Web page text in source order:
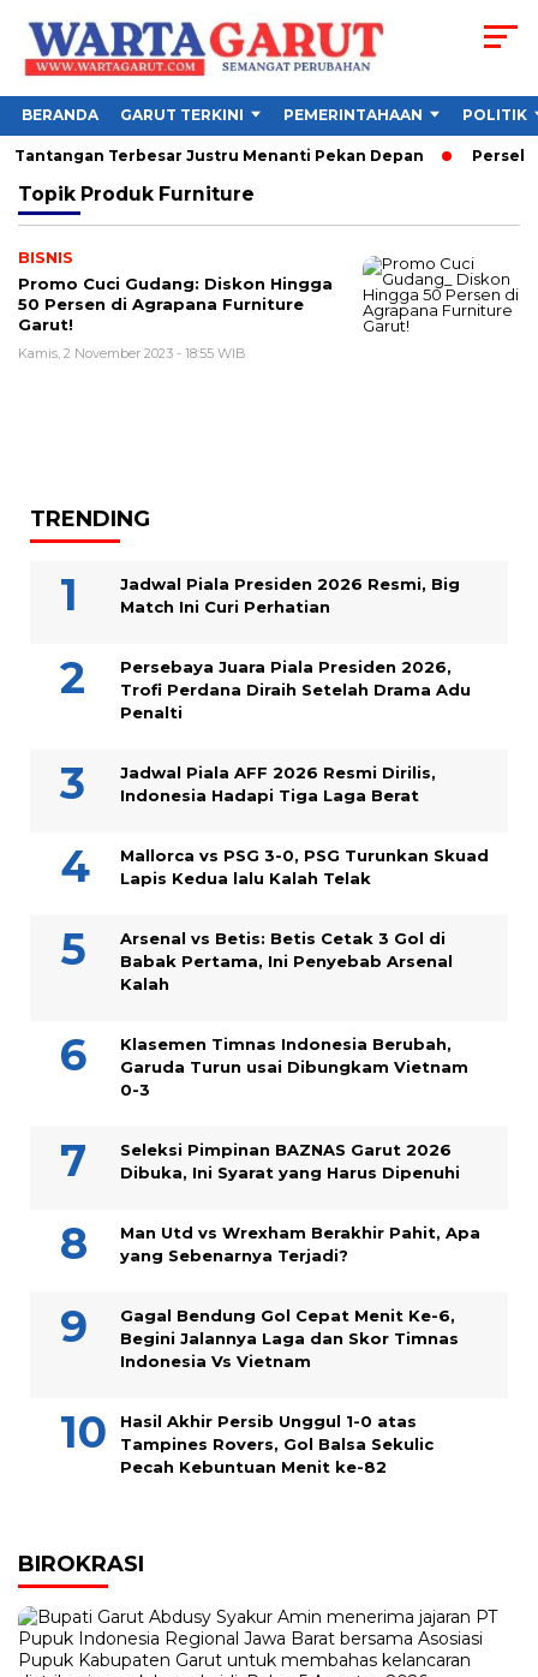
BERANDA GARUT TERKINI PEMERINTAHAAN POLITIK
Tantangan Terbesar Justru Menanti Pekan Depan
Topik Produk Furniture
BISNIS
Promo Cuci Gudang: Diskon Hingga
50 Persen di Agrapana Furniture
Garut!
Kamis, 2 November 2023 - 18:55 WIB
TRENDING
Jadwal Piala Presiden 2026 Resmi, Big
Match Ini Curi Perhatian
Persebaya Juara Piala Presiden 2026,
Trofi Perdana Diraih Setelah Drama Adu
Penalti
Jadwal Piala AFF 2026 Resmi Dirilis,
Indonesia Hadapi Tiga Laga Berat
Mallorca vs PSG 3-0, PSG Turunkan Skuad
Lapis Kedua lalu Kalah Telak
Arsenal vs Betis: Betis Cetak 3 Gol di
Babak Pertama, Ini Penyebab Arsenal
Kalah
Klasemen Timnas Indonesia Berubah,
Garuda Turun usai Dibungkam Vietnam
0-3
Seleksi Pimpinan BAZNAS Garut 2026
Dibuka, Ini Syarat yang Harus Dipenuhi
Man Utd vs Wrexham Berakhir Pahit, Apa
yang Sebenarnya Terjadi?
Gagal Bendung Gol Cepat Menit Ke-6,
Begini Jalannya Laga dan Skor Timnas
Indonesia Vs Vietnam
Hasil Akhir Persib Unggul 1-0 atas
Tampines Rovers, Gol Balsa Sekulic
Pecah Kebuntuan Menit ke-82
BIROKRASI